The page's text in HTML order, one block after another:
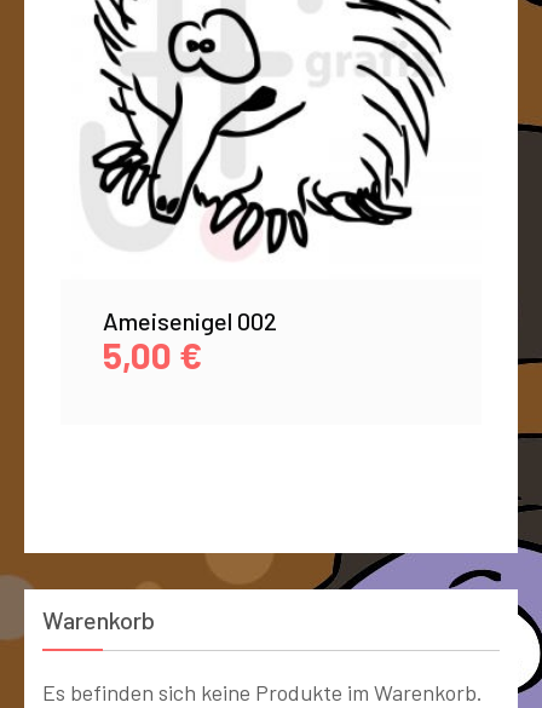
Ameisenigel 002
5,00 €
Warenkorb
Es befinden sich keine Produkte im Warenkorb.